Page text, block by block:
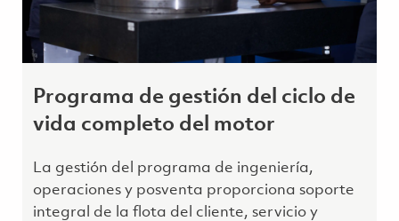
Programa de gestión del ciclo de
vida completo del motor
La gestión del programa de ingeniería,
operaciones y posventa proporciona soporte
integral de la flota del cliente, servicio y